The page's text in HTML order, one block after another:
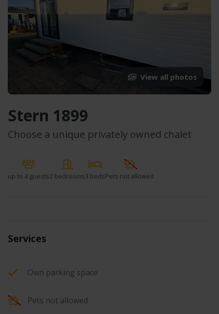
View all photos
Stern 1899
Choose a unique privately owned chalet
up to 4 guests2 bedrooms3 bedsPets not allowed
Services
Own parking space
Pets not allowed